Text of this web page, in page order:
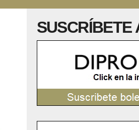
SUSCRÍBETE